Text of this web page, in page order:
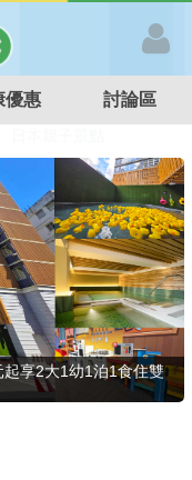
優惠 討論區
溫泉泡湯SPA
享2大1幼1泊1食住雙